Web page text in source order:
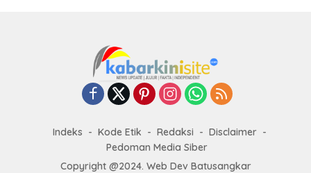
Indeks Kode Etik Redaksi
Disclaimer
Pedoman Media Siber
Copyright @2024. Web Dev Batusangkar